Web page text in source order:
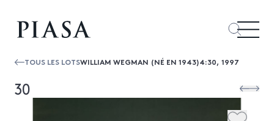
TOUS LES LOTSWILLIAM WEGMAN (NÉ EN 1943)4:30, 1997
30